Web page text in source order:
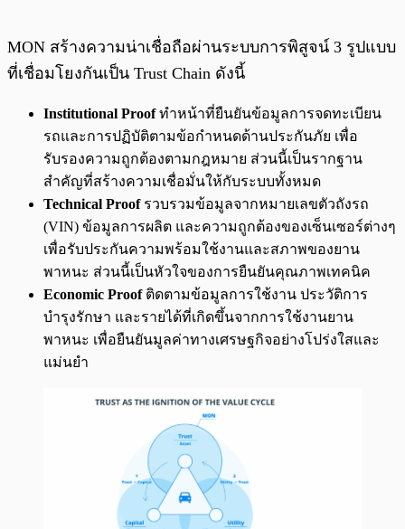
MON สร้างความน่าเชื่อถือผ่านระบบการพิสูจน์ 3 รูปแบบ
ที่เชื่อมโยงกันเป็น Trust Chain ดังนี้
Institutional Proofทำหน้าที่ยืนยันข้อมูลการจดทะเบียน
รถและการปฏิบัติตามข้อกำหนดด้านประกันภัย เพื่อ
รับรองความถูกต้องตามกฎหมาย ส่วนนี้เป็นรากฐาน
สำคัญที่สร้างความเชื่อมั่นให้กับระบบทั้งหมด
Technical Proofรวบรวมข้อมูลจากหมายเลขตัวถังรถ
(VIN) ข้อมูลการผลิต และความถูกต้องของเซ็นเซอร์ต่างๆ
เพื่อรับประกันความพร้อมใช้งานและสภาพของยาน
พาหนะ ส่วนนี้เป็นหัวใจของการยืนยันคุณภาพเทคนิค
Economic Proofติดตามข้อมูลการใช้งาน ประวัติการ
บำรุงรักษา และรายได้ที่เกิดขึ้นจากการใช้งานยาน
พาหนะ เพื่อยืนยันมูลค่าทางเศรษฐกิจอย่างโปร่งใสและ
แม่นยำ